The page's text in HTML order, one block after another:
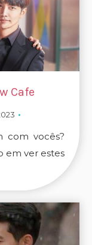
Cafe
com vocês?
em ver estes